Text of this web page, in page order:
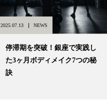
2025.07.13 NEWS
停滞期を突破！銀座で実践し
た3ヶ月ボディメイク7つの秘
訣